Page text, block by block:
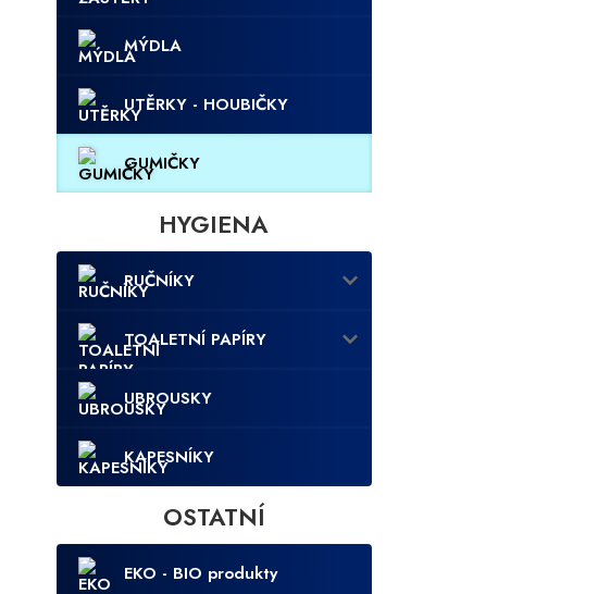
MÝDLA
UTĚRKY - HOUBIČKY
GUMIČKY
HYGIENA
RUČNÍKY
TOALETNÍ PAPÍRY
UBROUSKY
KAPESNÍKY
OSTATNÍ
EKO - BIO produkty